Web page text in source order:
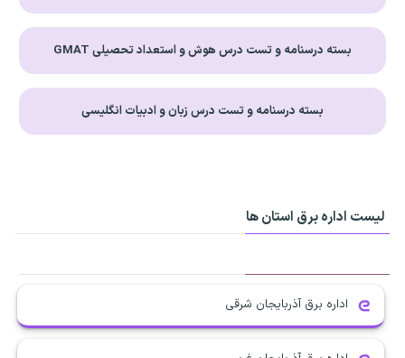
بسته درسنامه و تست درس هوش و استعداد تحصیلی GMAT
بسته درسنامه و تست درس زبان و ادبیات انگلیسی
لیست اداره برق استان ها
اداره برق آذربایجان شرقی